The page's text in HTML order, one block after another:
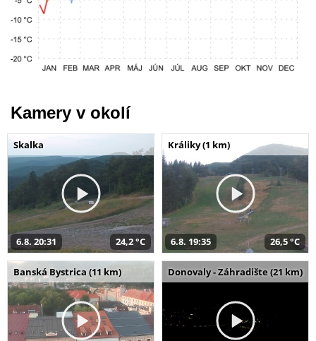
Kamery v okolí
Skalka
6.8. 20:31 24,2 °C
Králiky (1 km)
6.8. 19:35 26,5 °C
Banská Bystrica (11 km) Donovaly - Záhradište (21 km)